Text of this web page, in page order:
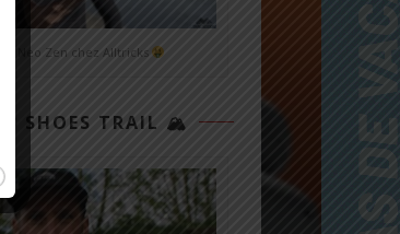
Neo Zen chez Alltricks
3 SHOES TRAIL 🏔